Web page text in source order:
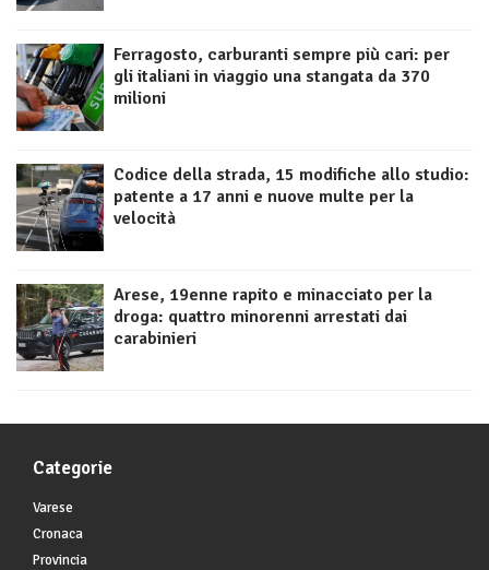
Ferragosto, carburanti sempre più cari: per
gli italiani in viaggio una stangata da 370
milioni
Codice della strada, 15 modifiche allo studio:
patente a 17 anni e nuove multe per la
velocità
Arese, 19enne rapito e minacciato per la
droga: quattro minorenni arrestati dai
carabinieri
Categorie
Varese
Cronaca
Provincia